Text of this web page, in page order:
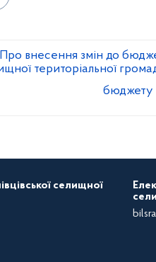
Про внесення змін до
територіальної
бюджету
селищної